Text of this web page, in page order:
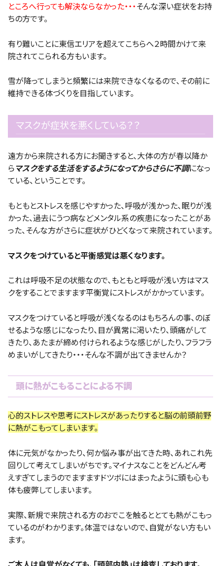
ところへ行っても解決ならなかった・・・そんな深い症状をお持
ちの方です。
有り難いことに東信エリアを超えてこちらへ２時間かけて来
院されてこられる方もいます。
雪が降ってしまうと頻繁には来院できなくなるので、その前に
維持できる体づくりを目指しています。
マスクが症状を悪くしている？？
遠方から来院される方にお聞きすると、大体の方が春以降か
らマスクをする生活をするようになってからさらに不調になっ
ている、ということです。
もともとストレスを感じやすかった、呼吸が浅かった、眠りが浅
かった、過去にうつ病などメンタル系の疾患になったことがあ
った、そんな方がさらに症状がひどくなって来院されています。
マスクをつけていると平衡感覚は悪くなります。
これは呼吸不足の状態なので、もともと呼吸が浅い方はマス
クをすることでますます平衡覚にストレスがかかっています。
マスクをつけていると呼吸が浅くなるのはもちろんの事、のぼ
せるような感じになったり、目が異常に渇いたり、頭痛がして
きたり、あたまが締め付けられるような感じがしたり、フラフラ
めまいがしてきたり・・・そんな不調が出てきませんか？
頭に熱がこもることによる不調
心的ストレスや思考にストレスがあったりすると脳の前頭前野
に熱がこもってしまいます。
体に元気がなかったり、何か悩み事が出てきた時、あれこれ先
回りして考えてしまいがちです。マイナスなことをどんどん考
えすぎてしまうのでますますドツボにはまったように頭も心も
体も疲弊してしまいます。
実際、新規で来院される方のおでこを触るととても熱がこもっ
ているのがわかります。体温ではないので、自覚がない方もい
ます。